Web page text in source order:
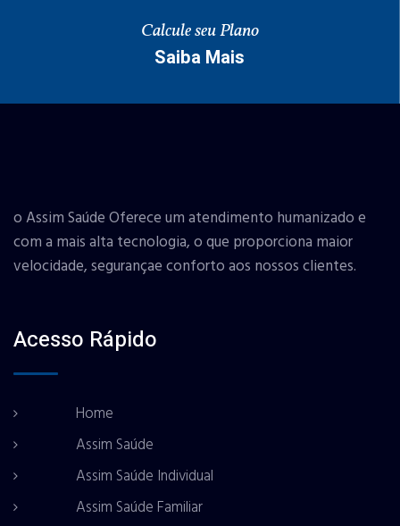
Calcule seu Plano
Saiba Mais
o Assim Saúde Oferece um atendimento humanizado e
com a mais alta tecnologia, o que proporciona maior
velocidade, segurançae conforto aos nossos clientes.
Acesso Rápido
Home
Assim Saúde
Assim Saúde Individual
Assim Saúde Familiar